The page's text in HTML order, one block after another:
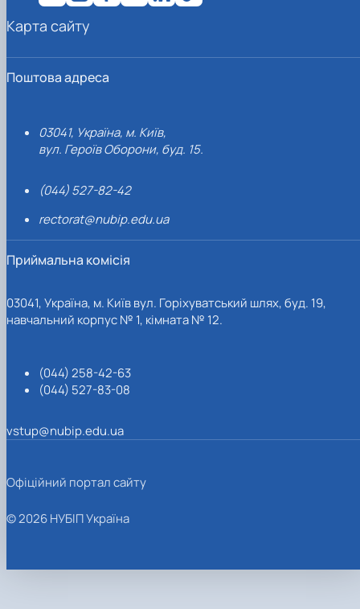
Поштова адреса
03041, Україна, м. Київ,
вул. Героїв Оборони, буд. 15.
(044) 527-82-42
rectorat@nubip.edu.ua
Приймальна комісія
03041, Україна, м. Київ вул. Горіхуватський шлях, буд. 19,
навчальний корпус № 1, кімната № 12.
(044) 258-42-63
(044) 527-83-08
vstup@nubip.edu.ua
Карта сайту
Офіційний портал сайту
© 2026 НУБІП Україна